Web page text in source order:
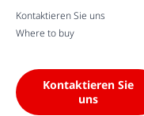
Kontaktieren Sie uns
Where to buy
Kontaktieren Sie
uns